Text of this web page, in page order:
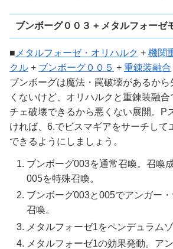
ブンボーグ００３ + メタルフォーゼ
■メタルフォーゼ・オリハルク + 機関
クル + ブンボーグ００５ + 重錬装融合
ブンボーグは魔法・罠破壊があるか
くないけど、オリハルクと重錬装融合
チェ破壊できるから悪くない展開。P
ければ、6.でビスマギアをサーチして
できるようにしましょう。
ブンボーグ003を通常召喚。召喚
005を特殊召喚。
ブンボーグ003と005でアンガー
召喚。
メタルフォーゼ1をペンデュラム
メタルフォーゼ1の効果発動。ア